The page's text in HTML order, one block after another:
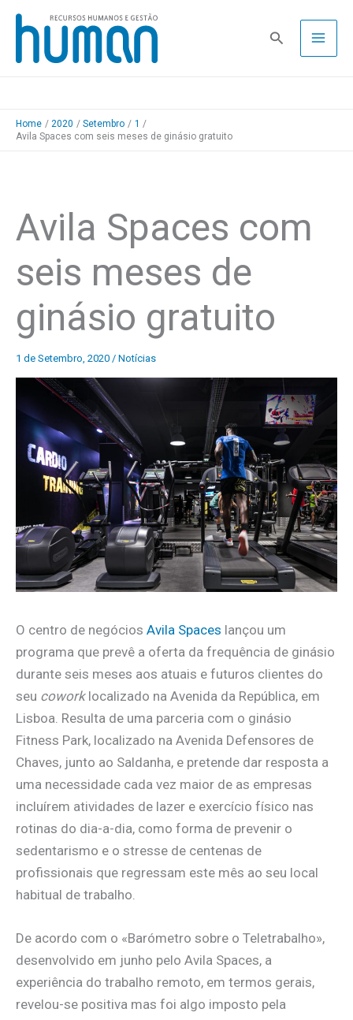
Skip
content
Pesquisa
Home 2020 Setembro
1
Avila Spaces com seis meses de ginásio gratuito
Avila Spaces com
seis meses de
ginásio gratuito
1 de Setembro, 2020 / Notícias
O centro de negócios Avila Spaces lançou um
programa que prevê a oferta da frequência de ginásio
durante seis meses aos atuais e futuros clientes do
seu coworklocalizado na Avenida da República, em
Lisboa. Resulta de uma parceria com o ginásio
Fitness Park, localizado na Avenida Defensores de
Chaves, junto ao Saldanha, e pretende dar resposta a
uma necessidade cada vez maior de as empresas
incluírem atividades de lazer e exercício físico nas
rotinas do dia-a-dia, como forma de prevenir o
sedentarismo e o stresse de centenas de
profissionais que regressam este mês ao seu local
habitual de trabalho.
De acordo com o «Barómetro sobre o Teletrabalho»,
desenvolvido em junho pelo Avila Spaces, a
experiência do trabalho remoto, em termos gerais,
revelou-se positiva mas foi algo imposto pela